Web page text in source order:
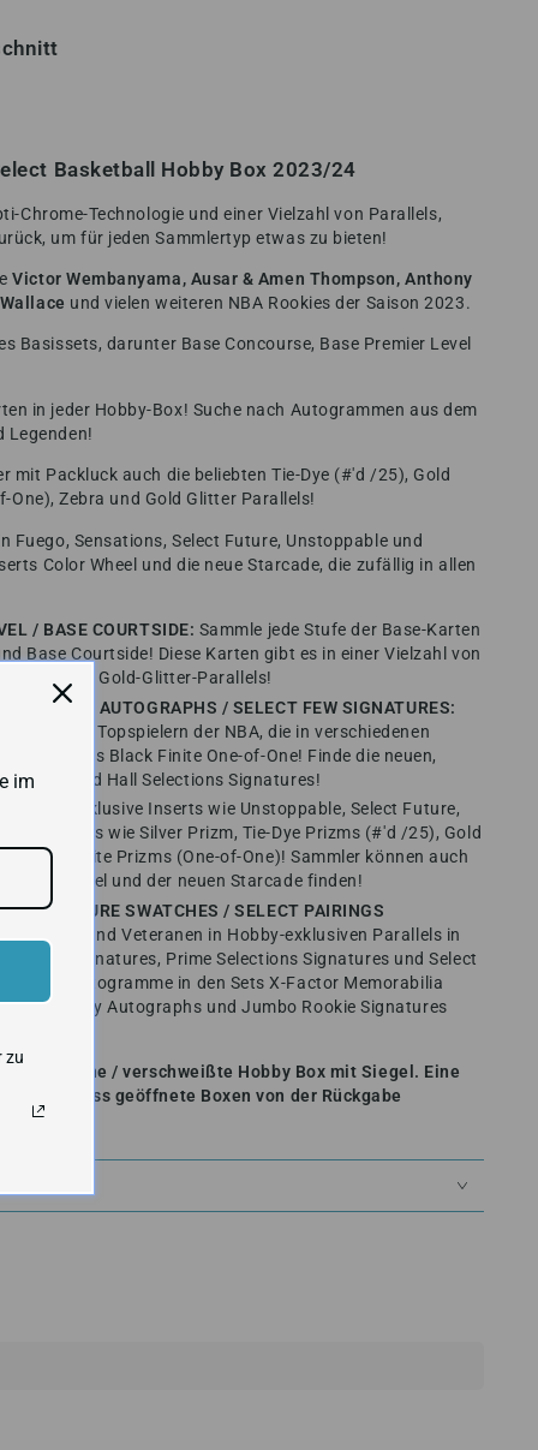
Basketball Hobby Box 2023/24
Chrome-Technologie und einer Vielzahl von Parallels,
um für jeden Sammlertyp etwas zu bieten!
Victor Wembanyama, Ausar & Amen Thompson, Anthony
und vielen weiteren NBA Rookies der Saison 2023.
Basissets, darunter Base Concourse, Base Premier Level
in jeder Hobby-Box! Suche nach Autogrammen aus dem
Legenden!
mit Packluck auch die beliebten Tie-Dye (#'d /25), Gold
Zebra und Gold Glitter Parallels!
Fuego, Sensations, Select Future, Unstoppable und
Color Wheel und die neue Starcade, die zufällig in allen
/ BASE COURTSIDE: Sammle jede Stufe der Base-Karten
Base Courtside! Diese Karten gibt es in einer Vielzahl von
Zebra- und Gold-Glitter-Parallels!
JERSEY AUTOGRAPHS / SELECT FEW SIGNATURES:
Topspielern der NBA, die in verschiedenen
das Black Finite One-of-One! Finde die neuen,
und Hall Selections Signatures!
Hobby-exklusive Inserts wie Unstoppable, Select Future,
Parallels wie Silver Prizm, Tie-Dye Prizms (#'d /25), Gold
Black Finite Prizms (One-of-One)! Sammler können auch
Color Wheel und der neuen Starcade finden!
SIGNATURE SWATCHES / SELECT PAIRINGS
Rookies und Veteranen in Hobby-exklusiven Parallels in
Rookie Signatures, Prime Selections Signatures und Select
Patch-Autogramme in den Sets X-Factor Memorabilia
Jersey Autographs und Jumbo Rookie Signatures
/ verschweißte Hobby Box mit Siegel. Eine
so dass geöffnete Boxen von der Rückgabe
im
zu